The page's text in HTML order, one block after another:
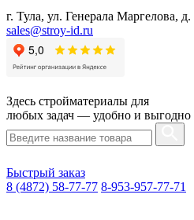
г. Тула, ул. Генерала Маргелова,
sales@stroy-id.ru
Здесь стройматериалы для
любых задач — удобно и выгодно
Быстрый заказ
8 (4872) 58-77-77 8-953-957-77-71